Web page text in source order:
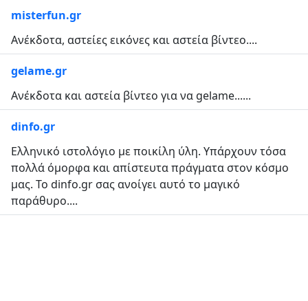
misterfun.gr
Ανέκδοτα, αστείες εικόνες και αστεία βίντεο....
gelame.gr
Ανέκδοτα και αστεία βίντεο για να gelame......
dinfo.gr
Ελληνικό ιστολόγιο με ποικίλη ύλη. Υπάρχουν τόσα
πολλά όμορφα και απίστευτα πράγματα στον κόσμο
μας. Το dinfo.gr σας ανοίγει αυτό το μαγικό
παράθυρο....